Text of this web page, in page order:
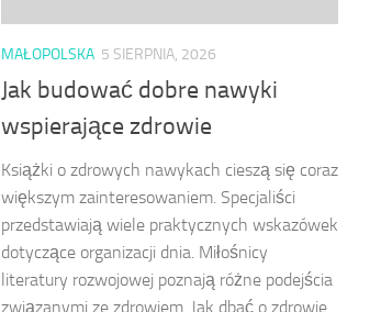
MAŁOPOLSKA 5 SIERPNIA, 2026
Jak budować dobre nawyki
wspierające zdrowie
Książki o zdrowych nawykach cieszą się coraz
większym zainteresowaniem. Specjaliści
przedstawiają wiele praktycznych wskazówek
dotyczące organizacji dnia. Miłośnicy
literatury rozwojowej poznają różne podejścia
związanymi ze zdrowiem. Jak dbać o zdrowie